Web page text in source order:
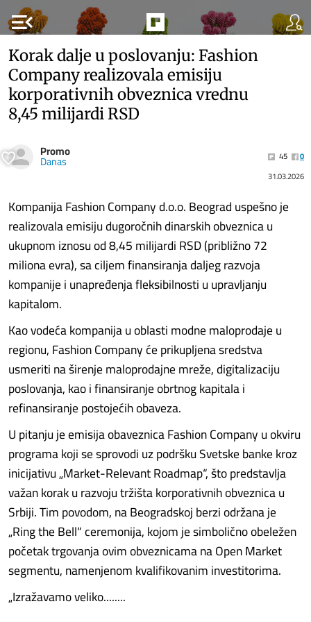
menu_open
Korak dalje u poslovanju: Fashion
Company realizovala emisiju
korporativnih obveznica vrednu
8,45 milijardi RSD
Promo
Danas 45
0
31.03.2026
Kompanija Fashion Company d.o.o. Beograd uspešno je
realizovala emisiju dugoročnih dinarskih obveznica u
ukupnom iznosu od 8,45 milijardi RSD (približno 72
miliona evra), sa ciljem finansiranja daljeg razvoja
kompanije i unapređenja fleksibilnosti u upravljanju
kapitalom.
Kao vodeća kompanija u oblasti modne maloprodaje u
regionu, Fashion Company će prikupljena sredstva
usmeriti na širenje maloprodajne mreže, digitalizaciju
poslovanja, kao i finansiranje obrtnog kapitala i
refinansiranje postojećih obaveza.
U pitanju je emisija obaveznica Fashion Company u okviru
programa koji se sprovodi uz podršku Svetske banke kroz
inicijativu „Market-Relevant Roadmap“, što predstavlja
važan korak u razvoju tržišta korporativnih obveznica u
Srbiji. Tim povodom, na Beogradskoj berzi održana je
„Ring the Bell“ ceremonija, kojom je simbolično obeležen
početak trgovanja ovim obveznicama na Open Market
segmentu, namenjenom kvalifikovanim investitorima.
„Izražavamo veliko........